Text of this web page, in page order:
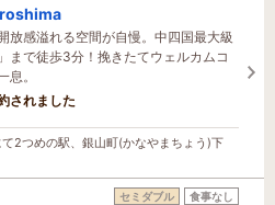
放感溢れる空間が自慢。中四国最大級
まで徒歩3分！挽きたてウェルカムコ
息。
見ています
されました
2つめの駅、銀山町(かなやまちょう)下
セミダブル 食事なし